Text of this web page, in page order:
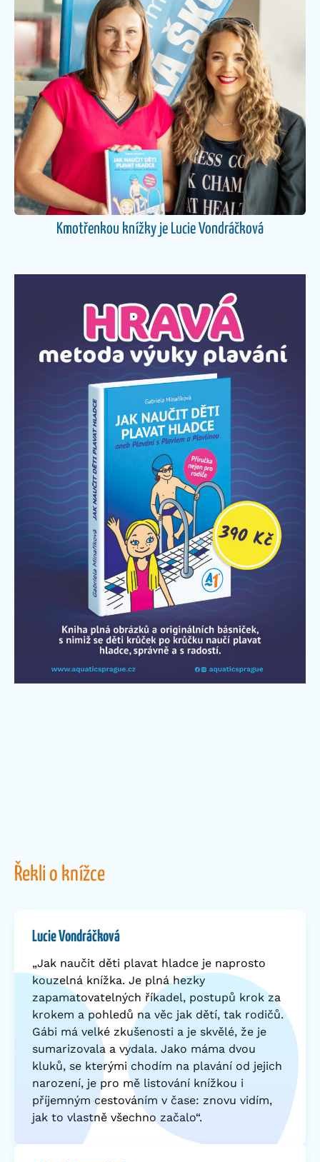
Kmotřenkou knížky je Lucie Vondráčková
Řekli o knížce
Lucie Vondráčková
„Jak naučit děti plavat hladce je naprosto
kouzelná knížka. Je plná hezky
zapamatovatelných říkadel, postupů krok za
krokem a pohledů na věc jak dětí, tak rodičů.
Gábi má velké zkušenosti a je skvělé, že je
sumarizovala a vydala. Jako máma dvou
kluků, se kterými chodím na plavání od jejich
narození, je pro mě listování knížkou i
příjemným cestováním v čase: znovu vidím,
jak to vlastně všechno začalo“.